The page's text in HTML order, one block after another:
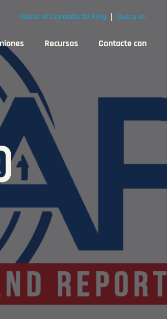
Recursos Contacte con
Alerta al Condado de King Busca en